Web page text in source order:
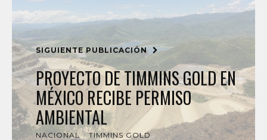
SIGUIENTE PUBLICACIÓN
PROYECTO DE TIMMINS GOLD EN
MÉXICO RECIBE PERMISO
AMBIENTAL
NACIONAL TIMMINS GOLD